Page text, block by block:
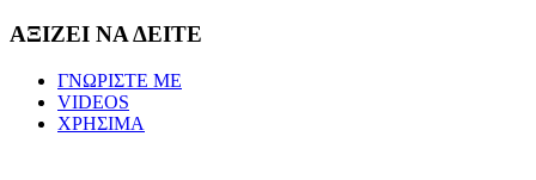
ΑΞΙΖΕΙ ΝΑ ΔΕΙΤΕ
ΓΝΩΡΙΣΤΕ ΜΕ
VIDEOS
ΧΡΗΣΙΜΑ